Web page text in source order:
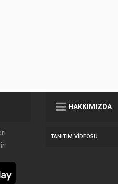
HAKKIMIZDA
TANITIM VIDEOSU